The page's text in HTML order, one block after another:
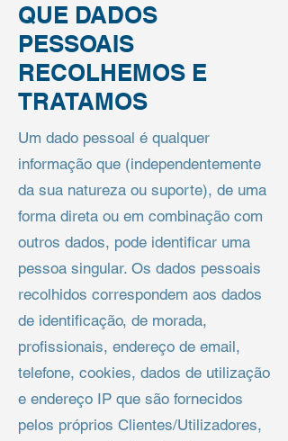
QUE DADOS
PESSOAIS
RECOLHEMOS E
TRATAMOS
Um dado pessoal é qualquer
informação que (independentemente
da sua natureza ou suporte), de uma
forma direta ou em combinação com
outros dados, pode identificar uma
pessoa singular. Os dados pessoais
recolhidos correspondem aos dados
de identificação, de morada,
profissionais, endereço de email,
telefone, cookies, dados de utilização
e endereço IP que são fornecidos
pelos próprios Clientes/Utilizadores,